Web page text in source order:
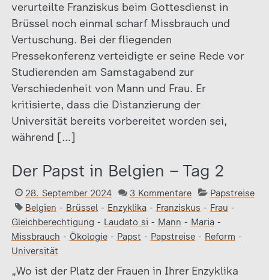
verurteilte Franziskus beim Gottesdienst in
Brüssel noch einmal scharf Missbrauch und
Vertuschung. Bei der fliegenden
Pressekonferenz verteidigte er seine Rede vor
Studierenden am Samstagabend zur
Verschiedenheit von Mann und Frau. Er
kritisierte, dass die Distanzierung der
Universität bereits vorbereitet worden sei,
während […]
Der Papst in Belgien – Tag 2
28. September 2024 3 Kommentare
Papstreise
Belgien - Brüssel- Enzyklika- Franziskus - Frau -
Gleichberechtigung - Laudato si - Mann - Maria-
Missbrauch - Ökologie- Papst - Papstreise- Reform -
Universität
„Wo ist der Platz der Frauen in Ihrer Enzyklika